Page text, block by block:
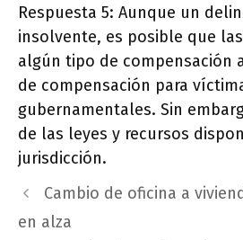
Respuesta 5: Aunque un
insolvente, es posible que
algún tipo de compensación
de compensación para
gubernamentales. Sin
de las leyes y recursos
jurisdicción.
Cambio de oficina a
en alza